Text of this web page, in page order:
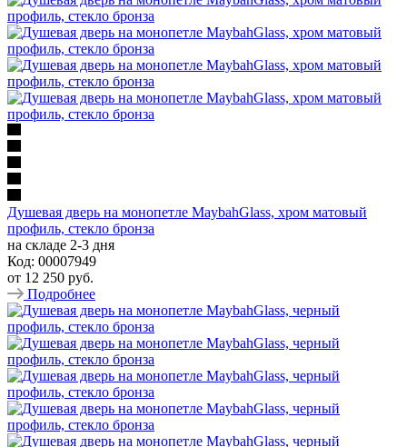
Душевая дверь на монопетле MaybahGlass, хром матовый
профиль, стекло бронза
на складе 2-3 дня
Код: 00007949
от 12 250 руб.
Подробнее